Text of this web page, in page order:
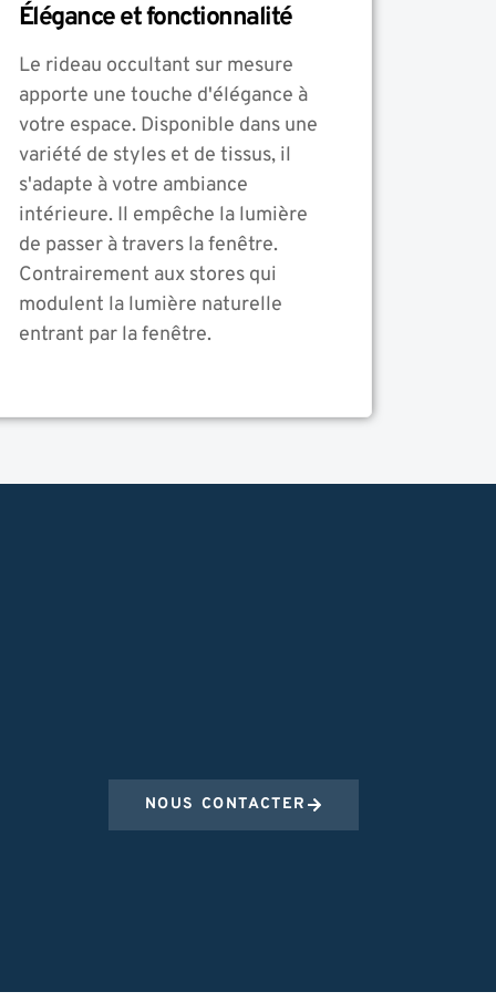
Élégance et fonctionnalité
Le rideau occultant sur mesure
apporte une touche d'élégance à
votre espace. Disponible dans une
variété de styles et de tissus, il
s'adapte à votre ambiance
intérieure. Il empêche la lumière
de passer à travers la fenêtre.
Contrairement aux stores qui
modulent la lumière naturelle
entrant par la fenêtre.
NOUS CONTACTER